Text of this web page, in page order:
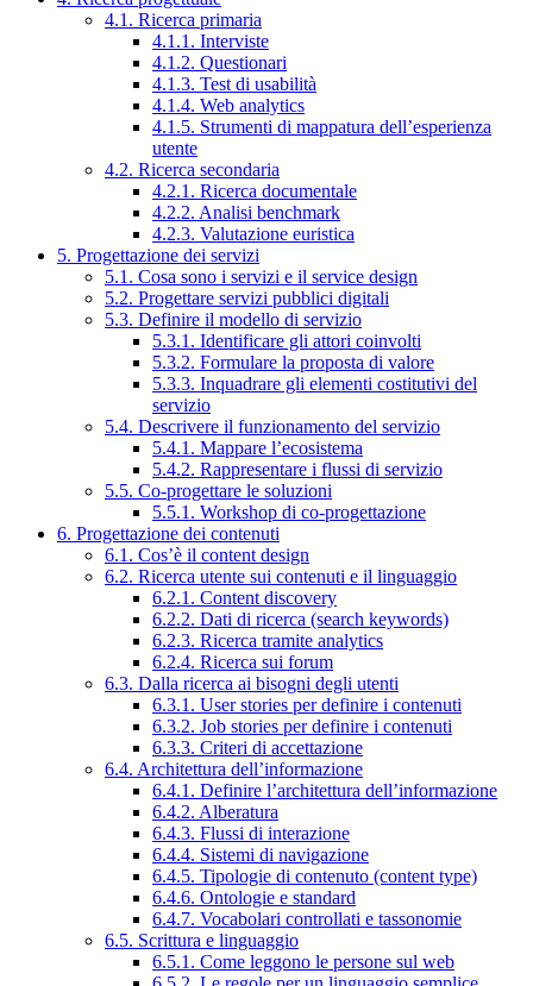
4.1. Ricerca primaria
4.1.1. Interviste
4.1.2. Questionari
4.1.3. Test di usabilità
4.1.4. Web analytics
4.1.5. Strumenti di mappatura dell’esperienza
utente
4.2. Ricerca secondaria
4.2.1. Ricerca documentale
4.2.2. Analisi benchmark
4.2.3. Valutazione euristica
5. Progettazione dei servizi
5.1. Cosa sono i servizi e il service design
5.2. Progettare servizi pubblici digitali
5.3. Definire il modello di servizio
5.3.1. Identificare gli attori coinvolti
5.3.2. Formulare la proposta di valore
5.3.3. Inquadrare gli elementi costitutivi del
servizio
5.4. Descrivere il funzionamento del servizio
5.4.1. Mappare l’ecosistema
5.4.2. Rappresentare i flussi di servizio
5.5. Co-progettare le soluzioni
5.5.1. Workshop di co-progettazione
6. Progettazione dei contenuti
6.1. Cos’è il content design
6.2. Ricerca utente sui contenuti e il linguaggio
6.2.1. Content discovery
6.2.2. Dati di ricerca (search keywords)
6.2.3. Ricerca tramite analytics
6.2.4. Ricerca sui forum
6.3. Dalla ricerca ai bisogni degli utenti
6.3.1. User stories per definire i contenuti
6.3.2. Job stories per definire i contenuti
6.3.3. Criteri di accettazione
6.4. Architettura dell’informazione
6.4.1. Definire l’architettura dell’informazione
6.4.2. Alberatura
6.4.3. Flussi di interazione
6.4.4. Sistemi di navigazione
6.4.5. Tipologie di contenuto (content type)
6.4.6. Ontologie e standard
6.4.7. Vocabolari controllati e tassonomie
6.5. Scrittura e linguaggio
6.5.1. Come leggono le persone sul web